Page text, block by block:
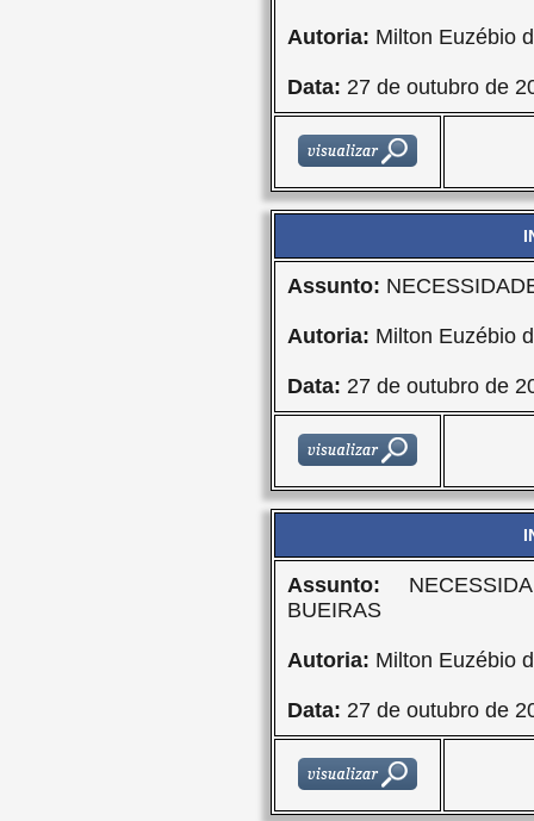
Autoria: Milton Euzébio
Data: 27 de outubro de
Assunto:
Autoria: Milton Euzébio
Data: 27 de outubro de
Assunto:
BUEIRAS
Autoria: Milton Euzébio
Data: 27 de outubro de